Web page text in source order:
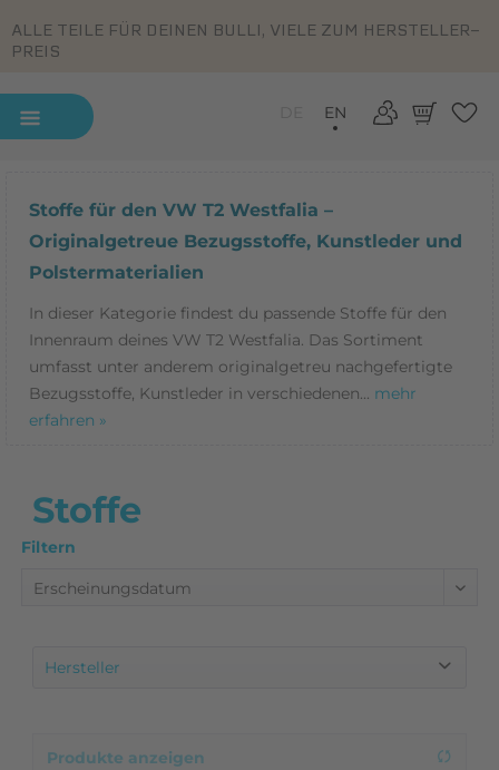
ALLE TEILE FÜR DEINEN BULLI, VIELE ZUM HERSTELLER-
PREIS
EN
Stoffe für den VW T2 Westfalia –
Originalgetreue Bezugsstoffe, Kunstleder und
Polstermaterialien
In dieser Kategorie findest du passende Stoffe für den
Innenraum deines VW T2 Westfalia. Das Sortiment
umfasst unter anderem originalgetreu nachgefertigte
Bezugsstoffe, Kunstleder in verschiedenen... mehr
erfahren »
Stoffe
Filtern
Hersteller
Produkte anzeigen